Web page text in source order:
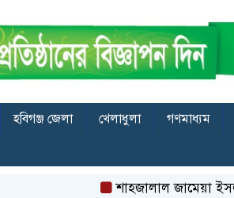
হবিগঞ্জ জেলা খেলাধুলা
গণমাধ্যম
শাহজালাল জামেয়া